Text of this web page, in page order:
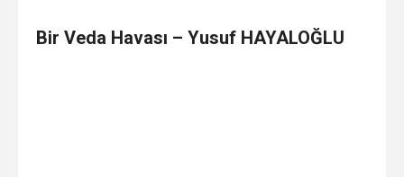
Bir Veda Havası – Yusuf HAYALOĞLU